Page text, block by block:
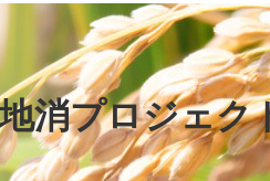
消プロジェク